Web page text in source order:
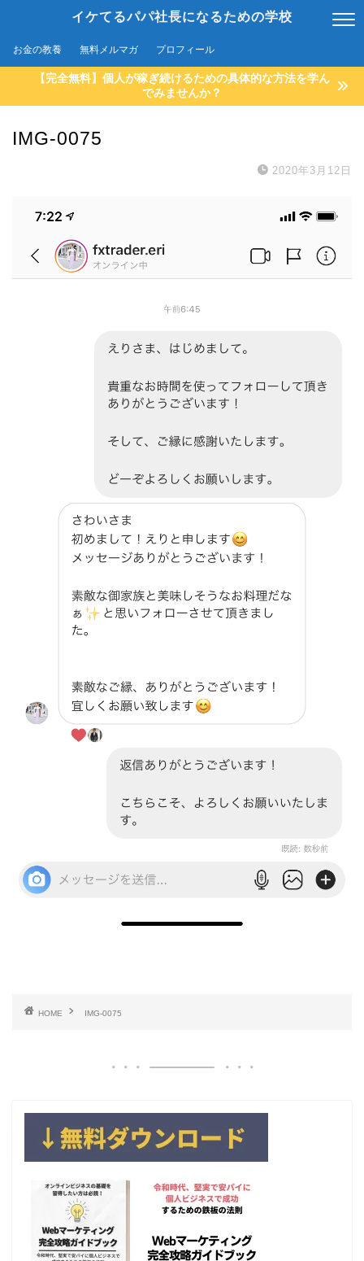
イケてるパパ社長になるための学校
お金の教養 無料メルマガ プロフィール
【完全無料】個人が稼ぎ続けるための具体的な方法を学ん
でみませんか？
IMG-0075
2020年3月12日
HOME IMG-0075